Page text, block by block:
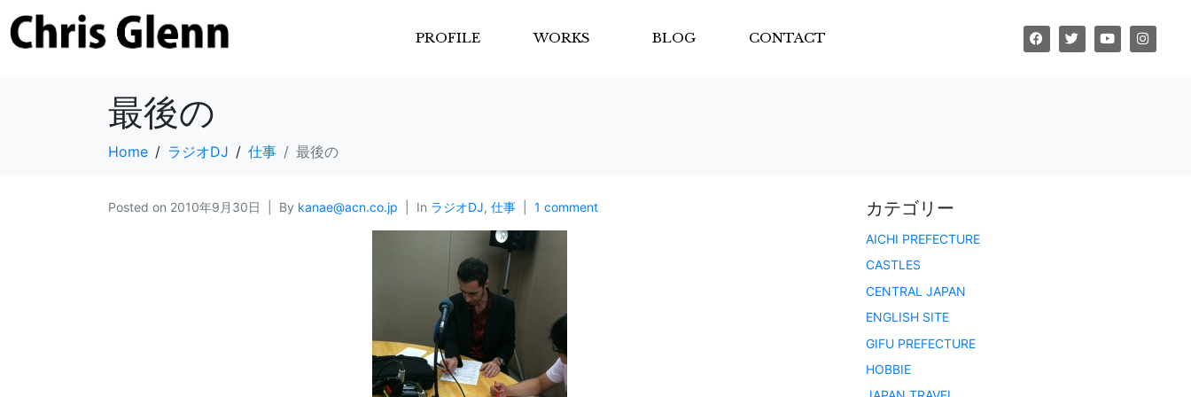
PROFILE WORKS BLOG CONTACT
最後の
Home ラジオDJ 仕事 最後の
Posted on 2010年9月30日 By kanae@acn.co.jp In ラジオDJ, 仕事 1 comment カテゴリー
AICHI PREFECTURE
CASTLES
CENTRAL JAPAN
ENGLISH SITE
GIFU PREFECTURE
HOBBIE